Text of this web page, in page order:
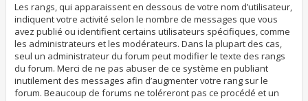
Les rangs, qui apparaissent en dessous de votre nom d’utilisateur,
indiquent votre activité selon le nombre de messages que vous
avez publié ou identifient certains utilisateurs spécifiques, comme
les administrateurs et les modérateurs. Dans la plupart des cas,
seul un administrateur du forum peut modifier le texte des rangs
du forum. Merci de ne pas abuser de ce système en publiant
inutilement des messages afin d’augmenter votre rang sur le
forum. Beaucoup de forums ne toléreront pas ce procédé et un